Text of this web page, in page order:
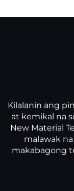
Kilalanin ang
at kemikal na
New Material
malawak
makabagong